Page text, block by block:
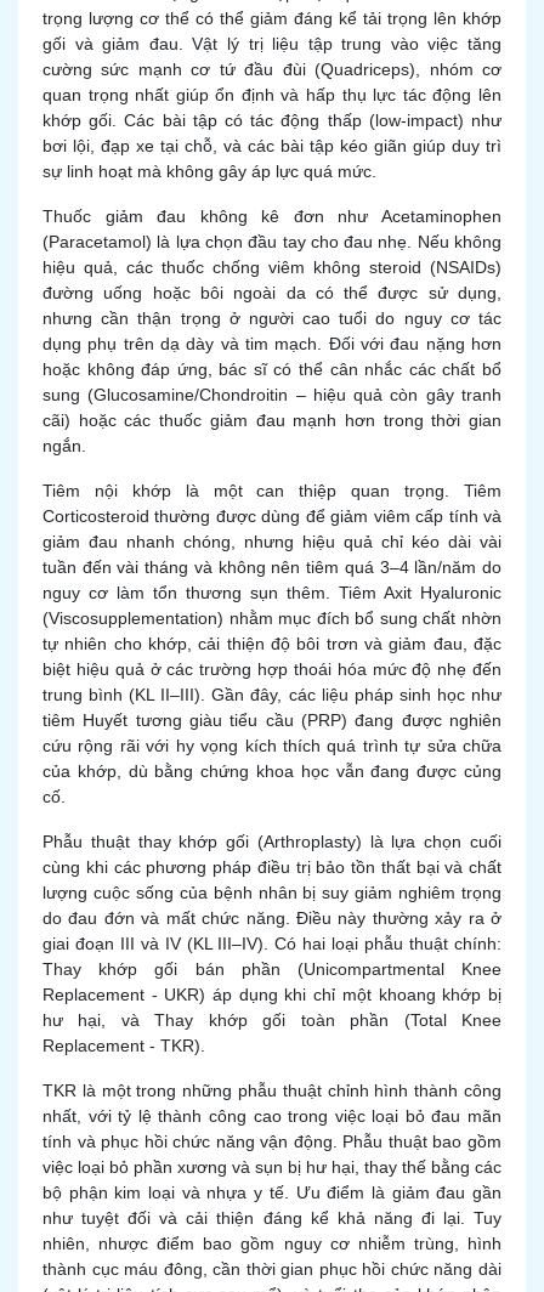
trọng lượng cơ thể có thể giảm đáng kể tải trọng lên khớp
gối và giảm đau. Vật lý trị liệu tập trung vào việc tăng
cường sức mạnh cơ tứ đầu đùi (Quadriceps), nhóm cơ
quan trọng nhất giúp ổn định và hấp thụ lực tác động lên
khớp gối. Các bài tập có tác động thấp (low-impact) như
bơi lội, đạp xe tại chỗ, và các bài tập kéo giãn giúp duy trì
sự linh hoạt mà không gây áp lực quá mức.
Thuốc giảm đau không kê đơn như Acetaminophen
(Paracetamol) là lựa chọn đầu tay cho đau nhẹ. Nếu không
hiệu quả, các thuốc chống viêm không steroid (NSAIDs)
đường uống hoặc bôi ngoài da có thể được sử dụng,
nhưng cần thận trọng ở người cao tuổi do nguy cơ tác
dụng phụ trên dạ dày và tim mạch. Đối với đau nặng hơn
hoặc không đáp ứng, bác sĩ có thể cân nhắc các chất bổ
sung (Glucosamine/Chondroitin – hiệu quả còn gây tranh
cãi) hoặc các thuốc giảm đau mạnh hơn trong thời gian
ngắn.
Tiêm nội khớp là một can thiệp quan trọng. Tiêm
Corticosteroid thường được dùng để giảm viêm cấp tính và
giảm đau nhanh chóng, nhưng hiệu quả chỉ kéo dài vài
tuần đến vài tháng và không nên tiêm quá 3–4 lần/năm do
nguy cơ làm tổn thương sụn thêm. Tiêm Axit Hyaluronic
(Viscosupplementation) nhằm mục đích bổ sung chất nhờn
tự nhiên cho khớp, cải thiện độ bôi trơn và giảm đau, đặc
biệt hiệu quả ở các trường hợp thoái hóa mức độ nhẹ đến
trung bình (KL II–III). Gần đây, các liệu pháp sinh học như
tiêm Huyết tương giàu tiểu cầu (PRP) đang được nghiên
cứu rộng rãi với hy vọng kích thích quá trình tự sửa chữa
của khớp, dù bằng chứng khoa học vẫn đang được củng
cố.
Phẫu thuật thay khớp gối (Arthroplasty) là lựa chọn cuối
cùng khi các phương pháp điều trị bảo tồn thất bại và chất
lượng cuộc sống của bệnh nhân bị suy giảm nghiêm trọng
do đau đớn và mất chức năng. Điều này thường xảy ra ở
giai đoạn III và IV (KL III–IV). Có hai loại phẫu thuật chính:
Thay khớp gối bán phần (Unicompartmental Knee
Replacement - UKR) áp dụng khi chỉ một khoang khớp bị
hư hại, và Thay khớp gối toàn phần (Total Knee
Replacement - TKR).
TKR là một trong những phẫu thuật chỉnh hình thành công
nhất, với tỷ lệ thành công cao trong việc loại bỏ đau mãn
tính và phục hồi chức năng vận động. Phẫu thuật bao gồm
việc loại bỏ phần xương và sụn bị hư hại, thay thế bằng các
bộ phận kim loại và nhựa y tế. Ưu điểm là giảm đau gần
như tuyệt đối và cải thiện đáng kể khả năng đi lại. Tuy
nhiên, nhược điểm bao gồm nguy cơ nhiễm trùng, hình
thành cục máu đông, cần thời gian phục hồi chức năng dài